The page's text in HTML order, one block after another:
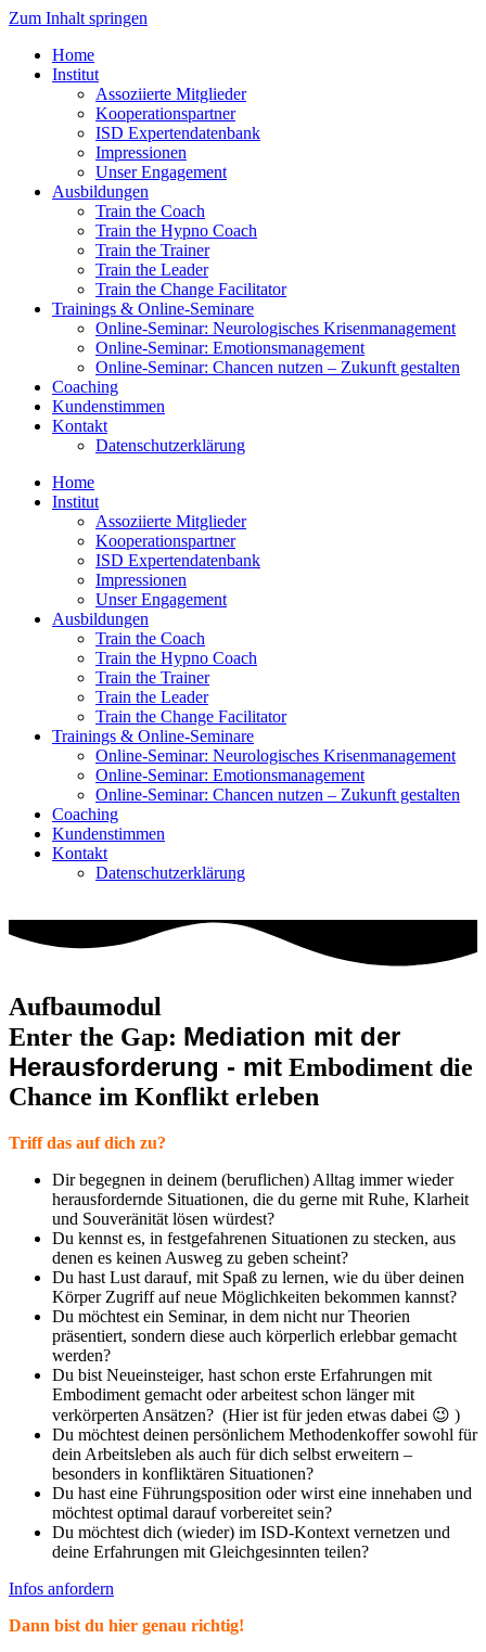
Zum Inhalt springen
Home
Institut
Assoziierte Mitglieder
Kooperationspartner
ISD Expertendatenbank
Impressionen
Unser Engagement
Ausbildungen
Train the Coach
Train the Hypno Coach
Train the Trainer
Train the Leader
Train the Change Facilitator
Trainings & Online-Seminare
Online-Seminar: Neurologisches Krisenmanagement
Online-Seminar: Emotionsmanagement
Online-Seminar: Chancen nutzen – Zukunft gestalten
Coaching
Kundenstimmen
Kontakt
Datenschutzerklärung
Home
Institut
Assoziierte Mitglieder
Kooperationspartner
ISD Expertendatenbank
Impressionen
Unser Engagement
Ausbildungen
Train the Coach
Train the Hypno Coach
Train the Trainer
Train the Leader
Train the Change Facilitator
Trainings & Online-Seminare
Online-Seminar: Neurologisches Krisenmanagement
Online-Seminar: Emotionsmanagement
Online-Seminar: Chancen nutzen – Zukunft gestalten
Coaching
Kundenstimmen
Kontakt
Datenschutzerklärung
Aufbaumodul
Enter the Gap: Mediation mit der
Herausforderung - mit Embodiment die
Chance im Konflikt erleben
Triff das auf dich zu?
Dir begegnen in deinem (beruflichen) Alltag immer wieder
herausfordernde Situationen, die du gerne mit Ruhe, Klarheit
und Souveränität lösen würdest?
Du kennst es, in festgefahrenen Situationen zu stecken, aus
denen es keinen Ausweg zu geben scheint?
Du hast Lust darauf, mit Spaß zu lernen, wie du über deinen
Körper Zugriff auf neue Möglichkeiten bekommen kannst?
Du möchtest ein Seminar, in dem nicht nur Theorien
präsentiert, sondern diese auch körperlich erlebbar gemacht
werden?
Du bist Neueinsteiger, hast schon erste Erfahrungen mit
Embodiment gemacht oder arbeitest schon länger mit
verkörperten Ansätzen? (Hier ist für jeden etwas dabei 😉 )
Du möchtest deinen persönlichem Methodenkoffer sowohl für
dein Arbeitsleben als auch für dich selbst erweitern –
besonders in konfliktären Situationen?
Du hast eine Führungsposition oder wirst eine innehaben und
möchtest optimal darauf vorbereitet sein?
Du möchtest dich (wieder) im ISD-Kontext vernetzen und
deine Erfahrungen mit Gleichgesinnten teilen?
Infos anfordern
Dann bist du hier genau richtig!